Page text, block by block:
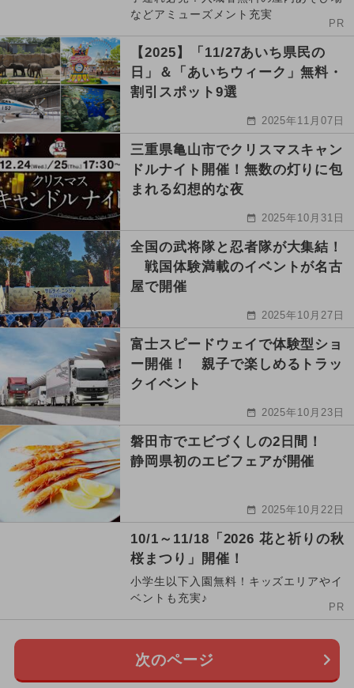
などアミューズメント充実
PR
【2025】「11/27あいち県民の
日」＆「あいちウィーク」無料・
割引スポット9選
2025年11月07日
三重県亀山市でクリスマスキャン
ドルナイト開催！無数の灯りに包
まれる幻想的な夜
2025年10月31日
全国の武将隊と忍者隊が大集結！
戦国体験満載のイベントが名古
屋で開催
2025年10月27日
富士スピードウェイで体験型ショ
ー開催！ 親子で楽しめるトラッ
クイベント
2025年10月23日
磐田市でエビづくしの2日間！
静岡県初のエビフェアが開催
2025年10月22日
10/1～11/18「2026 花と祈りの秋
桜まつり」開催！
小学生以下入園無料！キッズエリアやイ
ベントも充実♪
PR
次のページ